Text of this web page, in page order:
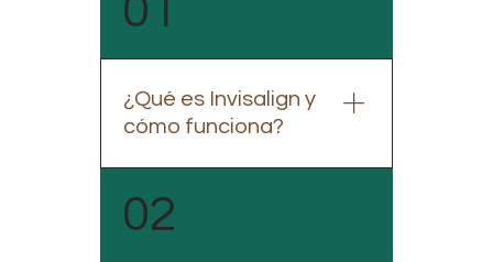
01
¿Qué es Invisalign y
cómo funciona?
ortodoncia que utiliza
02